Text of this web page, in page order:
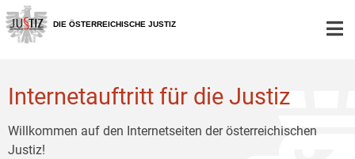
Zur
Hauptnavigation
[1]
Zum
Inhalt
[2]
DIE ÖSTERREICHISCHE JUSTIZ
Internetauftritt für die Justiz
Willkommen auf den Internetseiten der österreichischen
Justiz!